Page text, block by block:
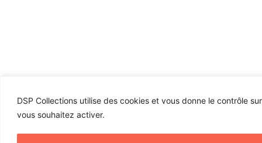
DSP Collections utilise des cookies et vous donne le contrôle
vous souhaitez activer.